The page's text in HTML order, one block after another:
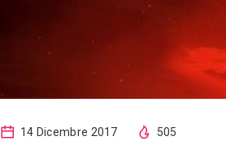
14 Dicembre 2017 505